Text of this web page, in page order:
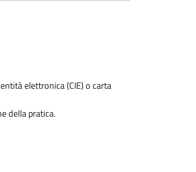
elettronica (CIE) o carta
della pratica.